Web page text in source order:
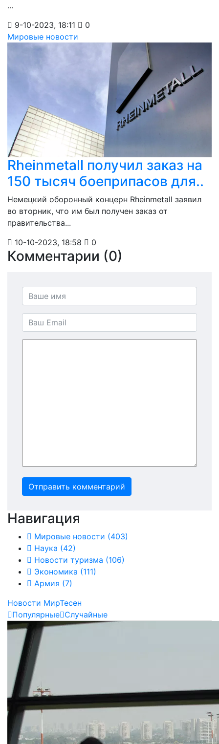
...
9-10-2023, 18:11
0
Мировые новости
Rheinmetall получил заказ на
150 тысяч боеприпасов для..
Немецкий оборонный концерн Rheinmetall заявил
во вторник, что им был получен заказ от
правительства...
10-10-2023, 18:58
0
Комментарии (0)
Отправить комментарий
Навигация
Мировые новости (403)
Наука (42)
Новости туризма (106)
Экономика (111)
Армия (7)
Новости МирТесен
Популярные Случайные